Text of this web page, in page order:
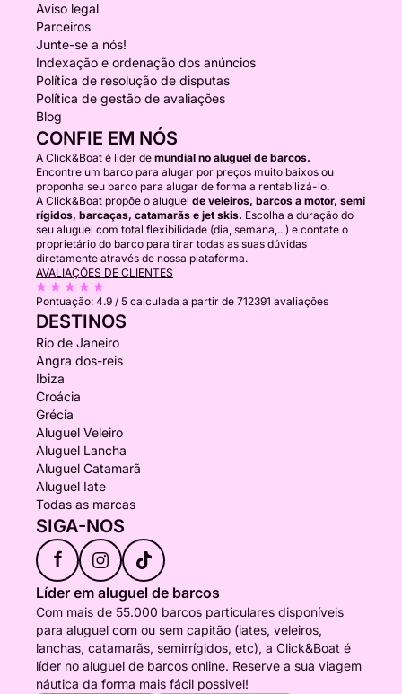
Aviso legal
Parceiros
Junte-se a nós!
Indexação e ordenação dos anúncios
Política de resolução de disputas
Política de gestão de avaliações
Blog
CONFIE EM NÓS
A Click&Boat é líder de mundial no aluguel de barcos.
Encontre um barco para alugar por preços muito baixos ou
proponha seu barco para alugar de forma a rentabilizá-lo.
A Click&Boat propõe o aluguel de veleiros, barcos a motor, semi
rígidos, barcaças, catamarãs e jet skis. Escolha a duração do
seu aluguel com total flexibilidade (dia, semana,...) e contate o
proprietário do barco para tirar todas as suas dúvidas
diretamente através de nossa plataforma.
AVALIAÇÕES DE CLIENTES
Pontuação: 4.9 / 5 calculada a partir de 712391 avaliações
DESTINOS
Rio de Janeiro
Angra dos-reis
Ibiza
Croácia
Grécia
Aluguel Veleiro
Aluguel Lancha
Aluguel Catamarã
Aluguel Iate
Todas as marcas
SIGA-NOS
f
Líder em aluguel de barcos
Com mais de 55.000 barcos particulares disponíveis
para aluguel com ou sem capitão (iates, veleiros,
lanchas, catamarãs, semirrígidos, etc), a Click&Boat é
líder no aluguel de barcos online. Reserve a sua viagem
náutica da forma mais fácil possivel!